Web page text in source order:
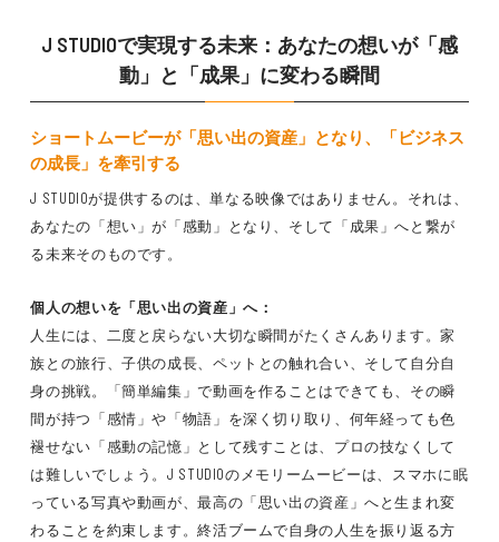
J STUDIOで実現する未来：あなたの想いが「感
動」と「成果」に変わる瞬間
ショートムービーが「思い出の資産」となり、「ビジネス
の成長」を牽引する
J STUDIOが提供するのは、単なる映像ではありません。それは、
あなたの「想い」が「感動」となり、そして「成果」へと繋が
る未来そのものです。
個人の想いを「思い出の資産」へ：
人生には、二度と戻らない大切な瞬間がたくさんあります。家
族との旅行、子供の成長、ペットとの触れ合い、そして自分自
身の挑戦。「簡単編集」で動画を作ることはできても、その瞬
間が持つ「感情」や「物語」を深く切り取り、何年経っても色
褪せない「感動の記憶」として残すことは、プロの技なくして
は難しいでしょう。J STUDIOのメモリームービーは、スマホに眠
っている写真や動画が、最高の「思い出の資産」へと生まれ変
わることを約束します。終活ブームで自身の人生を振り返る方